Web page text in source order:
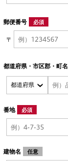
郵便番号 必須
〒
都道府県・市区郡・町名
番地 必須
建物名 任意